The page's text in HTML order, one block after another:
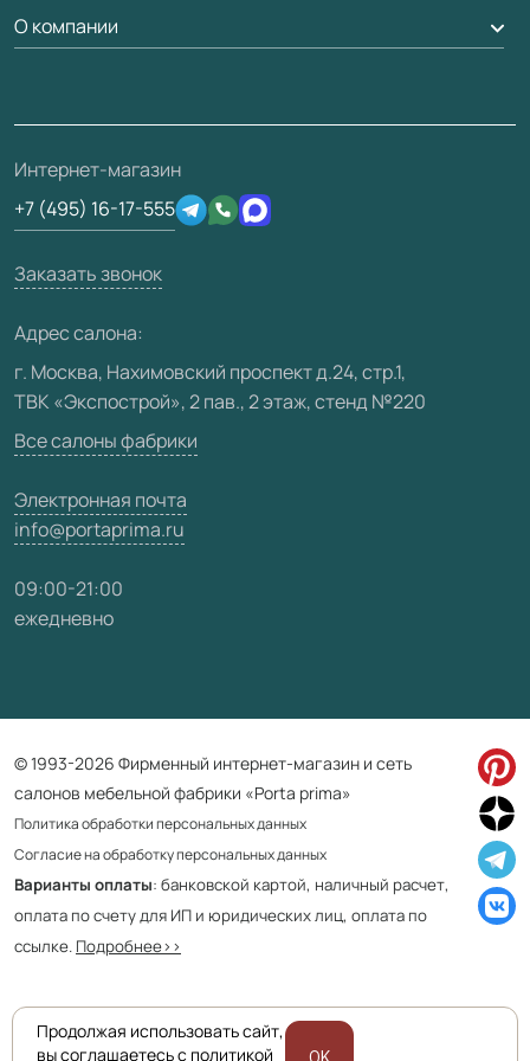
Погонаж
Вопрос-ответ
Отзывы клиентов
Техническая информация
Юридическая информация
Доставка
Дизайнерам / архитекторам
Скачать материалы
3D-модели
О компании
О фабрике
Сертификаты
Производство
Вакансии
Видео
Карта сайта
Интернет-магазин
+7 (495) 16-17-555
Заказать звонок
Адрес салона:
г. Москва, Нахимовский проспект д.24, стр.1,
ТВК «Экспострой», 2 пав., 2 этаж, стенд №220
Все салоны фабрики
Электронная почта
info@portaprima.ru
09:00-21:00
ежедневно
© 1993-2026 Фирменный интернет-магазин и сеть
салонов мебельной фабрики «Porta prima»
Политика обработки персональных данных
Согласие на обработку персональных данных
Варианты оплаты: банковской картой, наличный расчет,
оплата по счету для ИП и юридических лиц, оплата по
ссылке. Подробнее>>
Приведенная на сайте информация не является публичной офертой
Продолжая использовать сайт,
вы соглашаетесь с политикой